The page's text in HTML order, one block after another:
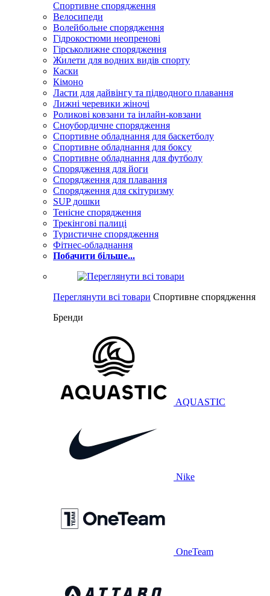
Спортивне спорядження
Велосипеди
Волейбольне спорядження
Гідрокостюми неопренові
Гірськолижне спорядження
Жилети для водних видів спорту
Каски
Кімоно
Ласти для дайвінгу та підводного плавання
Лижні черевики жіночі
Роликові ковзани та інлайн-ковзани
Сноубордичне спорядження
Спортивне обладнання для баскетболу
Спортивне обладнання для боксу
Спортивне обладнання для футболу
Спорядження для йоги
Спорядження для плавання
Спорядження для скітуризму
SUP дошки
Тенісне спорядження
Трекінгові палиці
Туристичне спорядження
Фітнес-обладнання
Побачити більше...
Переглянути всі товари Спортивне спорядження
Бренди
AQUASTIC
Nike
OneTeam